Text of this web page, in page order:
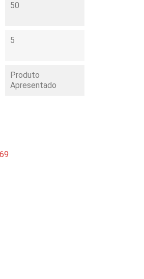
50
5
Produto
Apresentado